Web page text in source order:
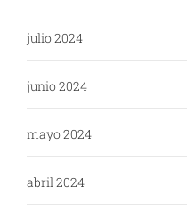
julio 2024
junio 2024
mayo 2024
abril 2024